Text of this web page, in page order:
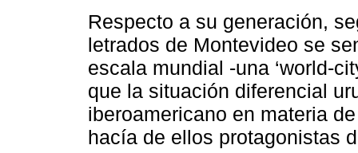
Respecto a su generación,
letrados de Montevideo se
escala mundial -una ‘world-
que la situación diferencial
iberoamericano en materia
hacía de ellos protagonistas